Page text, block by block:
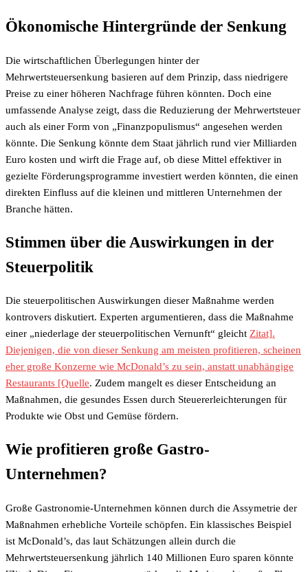
Ökonomische Hintergründe der Senkung
Die wirtschaftlichen Überlegungen hinter der
Mehrwertsteuersenkung basieren auf dem Prinzip, dass niedrigere
Preise zu einer höheren Nachfrage führen könnten. Doch eine
umfassende Analyse zeigt, dass die Reduzierung der Mehrwertsteuer
auch als einer Form von „Finanzpopulismus“ angesehen werden
könnte. Die Senkung könnte dem Staat jährlich rund vier Milliarden
Euro kosten und wirft die Frage auf, ob diese Mittel effektiver in
gezielte Förderungsprogramme investiert werden könnten, die einen
direkten Einfluss auf die kleinen und mittleren Unternehmen der
Branche hätten.
Stimmen über die Auswirkungen in der
Steuerpolitik
Die steuerpolitischen Auswirkungen dieser Maßnahme werden
kontrovers diskutiert. Experten argumentieren, dass die Maßnahme
einer „niederlage der steuerpolitischen Vernunft“ gleicht Zitat].
Diejenigen, die von dieser Senkung am meisten profitieren, scheinen
eher große Konzerne wie McDonald’s zu sein, anstatt unabhängige
Restaurants [Quelle. Zudem mangelt es dieser Entscheidung an
Maßnahmen, die gesundes Essen durch Steuererleichterungen für
Produkte wie Obst und Gemüse fördern.
Wie profitieren große Gastro-
Unternehmen?
Große Gastronomie-Unternehmen können durch die Assymetrie der
Maßnahmen erhebliche Vorteile schöpfen. Ein klassisches Beispiel
ist McDonald’s, das laut Schätzungen allein durch die
Mehrwertsteuersenkung jährlich 140 Millionen Euro sparen könnte